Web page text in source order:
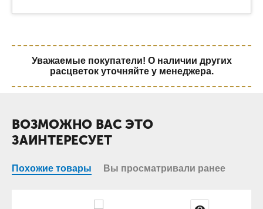
Уважаемые покупатели! О наличии других
расцветок уточняйте у менеджера.
ВОЗМОЖНО ВАС ЭТО
ЗАИНТЕРЕСУЕТ
Похожие товары Вы просматривали ранее